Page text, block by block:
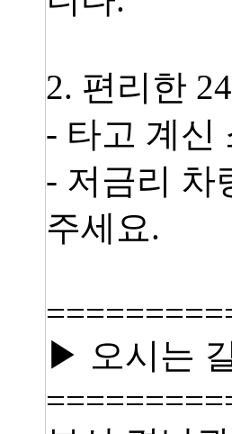
2. 편리한
- 타고 계신
- 저금리 차
주세요.
▶ 오시는